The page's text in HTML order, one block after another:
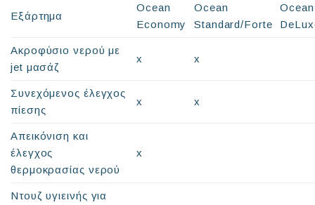
Εξάρτημα
Ocean
Economy
Ocean
Standard/Forte
Ocean
Ακροφύσιο νερού με
jet μασάζ
x x
Συνεχόμενος έλεγχος
πίεσης
x x
Απεικόνιση και
έλεγχος
θερμοκρασίας νερού
x
Ντουζ υγιεινής για